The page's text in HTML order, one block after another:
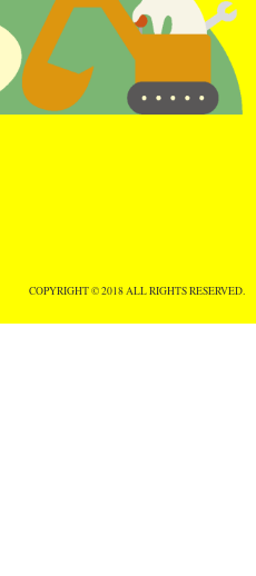
COPYRIGHT © 2018 ALL RIGHTS RESERVED.